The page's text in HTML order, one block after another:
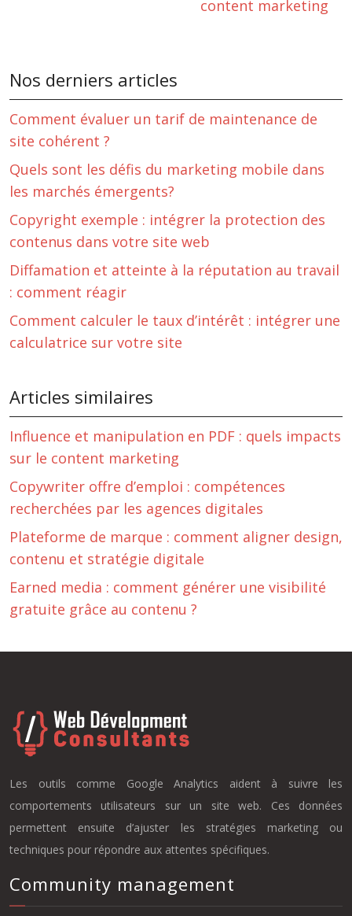
content marketing
Nos derniers articles
Comment évaluer un tarif de maintenance de
site cohérent ?
Quels sont les défis du marketing mobile dans
les marchés émergents?
Copyright exemple : intégrer la protection des
contenus dans votre site web
Diffamation et atteinte à la réputation au travail
: comment réagir
Comment calculer le taux d’intérêt : intégrer une
calculatrice sur votre site
Articles similaires
Influence et manipulation en PDF : quels impacts
sur le content marketing
Copywriter offre d’emploi : compétences
recherchées par les agences digitales
Plateforme de marque : comment aligner design,
contenu et stratégie digitale
Earned media : comment générer une visibilité
gratuite grâce au contenu ?
Les outils comme Google Analytics aident à suivre les
comportements utilisateurs sur un site web. Ces données
permettent ensuite d’ajuster les stratégies marketing ou
techniques pour répondre aux attentes spécifiques.
Community management